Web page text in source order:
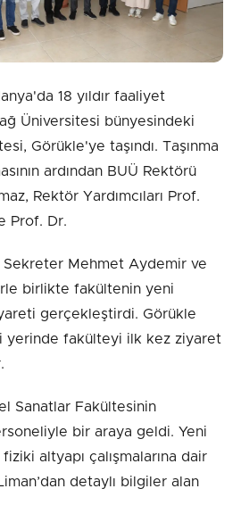
18 yıldır faaliyet
Üniversitesi bünyesindeki
Görükle'ye taşındı. Taşınma
ardından BUÜ Rektörü
Rektör Yardımcıları Prof.
Prof. Dr.
Sekreter Mehmet Aydemir ve
birlikte fakültenin yeni
gerçekleştirdi. Görükle
yerinde fakülteyi ilk kez ziyaret
Sanatlar Fakültesinin
bir araya geldi. Yeni
fiziki altyapı çalışmalarına dair
detaylı bilgiler alan